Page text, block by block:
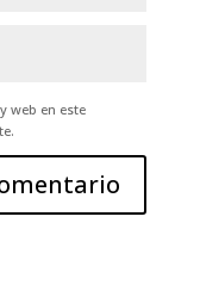
web en este